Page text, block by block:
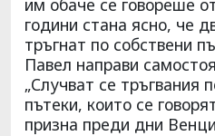
години стана ясно, че
тръгнат по собствени
Павел направи
„Случват се тръгвания
пътеки, които се
призна преди дни